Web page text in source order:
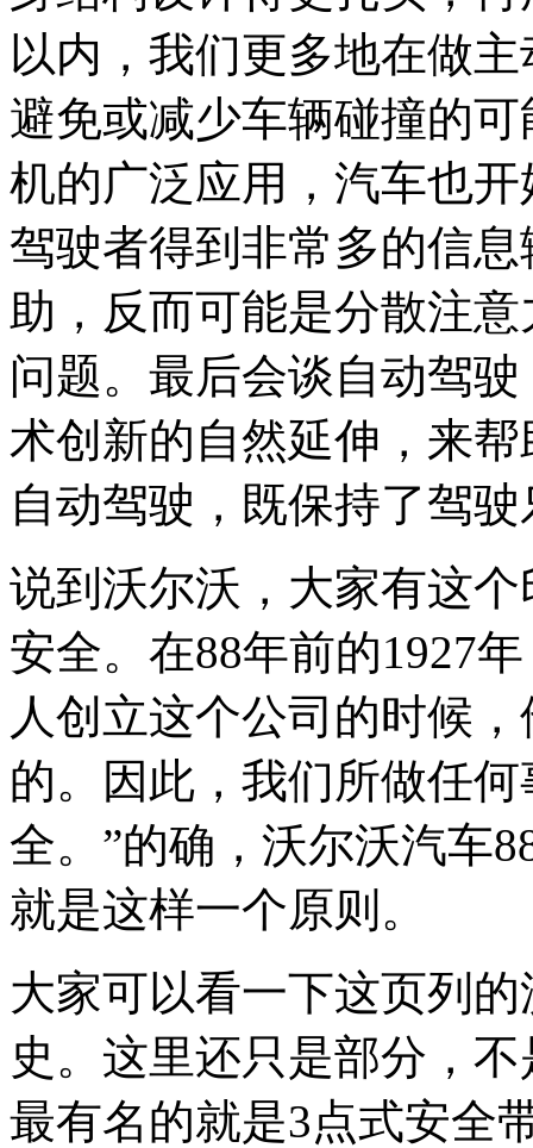
以内，我们更多地在做
避免或减少车辆碰撞的
机的广泛应用，汽车也
驾驶者得到非常多的信
助，反而可能是分散注
问题。最后会谈自动驾
术创新的自然延伸，来
自动驾驶，既保持了驾
说到沃尔沃，大家有这
安全。在88年前的1927
人创立这个公司的时候
的。因此，我们所做任
全。”的确，沃尔沃汽车
就是这样一个原则。
大家可以看一下这页列
史。这里还只是部分，
最有名的就是3点式安全